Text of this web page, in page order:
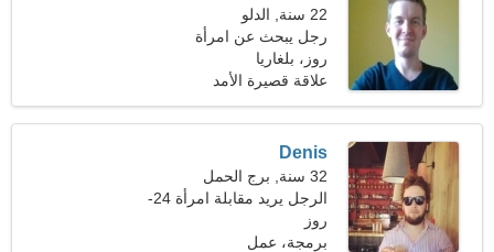
22 سنة, الدلو
رجل يبحث عن امرأة
روز، بلغاريا
علاقة قصيرة الأمد
Denis
32 سنة, برج الحمل
الرجل يريد مقابلة امرأة 24-
29
روز
برمجة، عمل